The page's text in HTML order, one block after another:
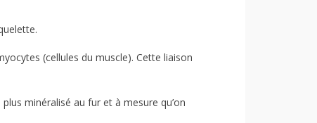
(cellules du muscle). Cette liaison
minéralisé au fur et à mesure qu’on